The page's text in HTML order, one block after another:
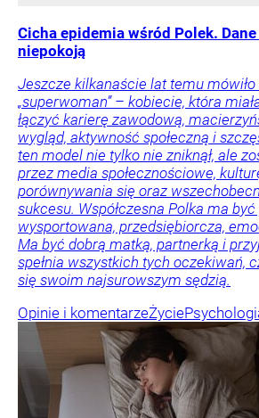
Cicha epidemia wśród Polek.
niepokoją
Jeszcze kilkanaście lat temu mówiło
„superwoman” – kobiecie, która
łączyć karierę zawodową,
wygląd, aktywność społeczną i
ten model nie tylko nie zniknął, ale
przez media społecznościowe,
porównywania się oraz
sukcesu. Współczesna Polka ma
wysportowana, przedsiębiorcza,
Ma być dobrą matką, partnerką i
spełnia wszystkich tych oczekiwań,
się swoim najsurowszym sędzią.
Opinie i komentarzeŻycie